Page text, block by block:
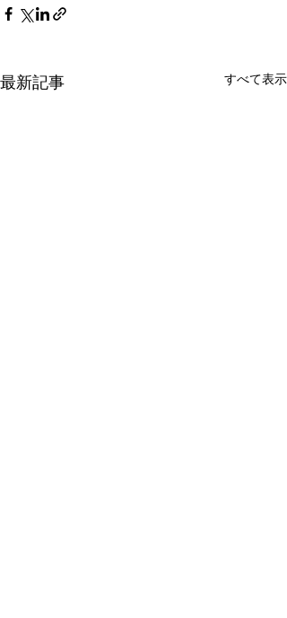
最新記事 すべて表示